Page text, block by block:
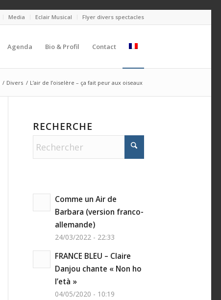
Media Eclair Musical Flyer divers spectacles
Agenda Bio & Profil Contact
/ Divers / L’air de l’oiselère – ça fait peur aux oiseaux
RECHERCHE
Comme un Air de
Barbara (version franco-
allemande)
24/03/2022 - 22:33
FRANCE BLEU – Claire
Danjou chante « Non ho
l’età »
04/05/2020 - 10:19